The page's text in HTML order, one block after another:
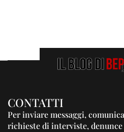
CONTATTI
Per inviare messaggi,
richieste di interviste, denunce